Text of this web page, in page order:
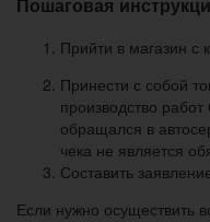
Пошаговая
Прийти в магазин с
Принести с собой
производство
обращался в
чека не является
Составить
Если нужно осуществить